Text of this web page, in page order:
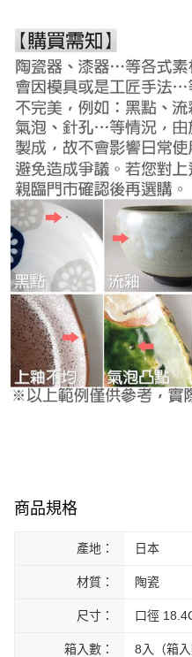
商品規格
產地： 日本
材質： 陶瓷
尺寸： 口徑
箱入數：
8入（箱